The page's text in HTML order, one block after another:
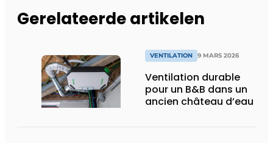
Gerelateerde artikelen
VENTILATION 9 MARS 2026
Ventilation durable
pour un B&B dans un
ancien château d’eau